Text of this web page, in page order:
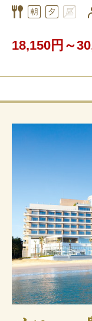
18,150円～